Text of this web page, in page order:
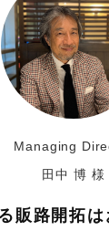
Managing
田中 博 様
販路開拓は